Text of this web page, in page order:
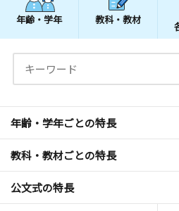
年齢・学年 教科・教材
年齢・学年ごとの特長
教科・教材ごとの特長
公文式の特長